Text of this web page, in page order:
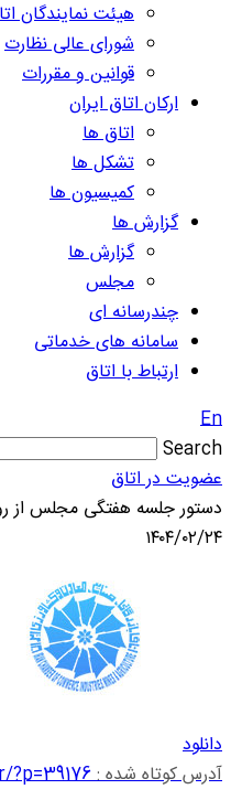
هیئت نمایندگان
شورای عالی نظارت
قوانین و مقررات
ارکان اتاق ایران
اتاق ها
تشکل ها
کمیسیون ها
گزارش ها
گزارش ها
مجلس
چندرسانه ای
سامانه های خدماتی
ارتباط با اتاق
En
Search
عضویت در اتاق
۱۴۰۴/۰۲/۲۴
دانلود
آدرس کوتاه شده :